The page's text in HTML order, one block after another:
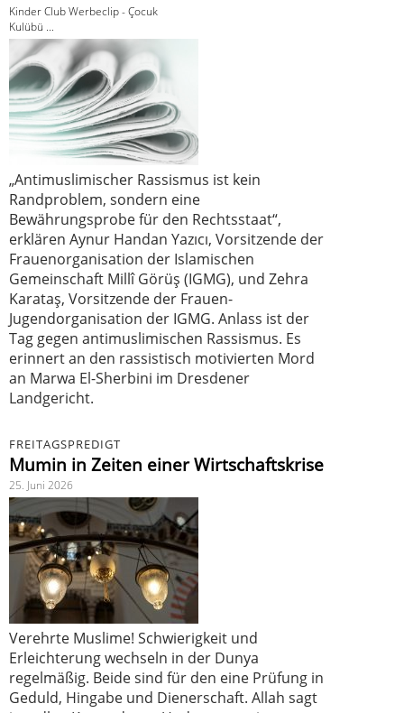
Kinder Club Werbeclip - Çocuk
Kulübü ...
„Antimuslimischer Rassismus ist kein
Randproblem, sondern eine
Bewährungsprobe für den Rechtsstaat“,
erklären Aynur Handan Yazıcı, Vorsitzende der
Frauenorganisation der Islamischen
Gemeinschaft Millî Görüş (IGMG), und Zehra
Karataş, Vorsitzende der Frauen-
Jugendorganisation der IGMG. Anlass ist der
Tag gegen antimuslimischen Rassismus. Es
erinnert an den rassistisch motivierten Mord
an Marwa El-Sherbini im Dresdener
Landgericht.
FREITAGSPREDIGT
Mumin in Zeiten einer Wirtschaftskrise
25. Juni 2026
Verehrte Muslime! Schwierigkeit und
Erleichterung wechseln in der Dunya
regelmäßig. Beide sind für den eine Prüfung in
Geduld, Hingabe und Dienerschaft. Allah sagt